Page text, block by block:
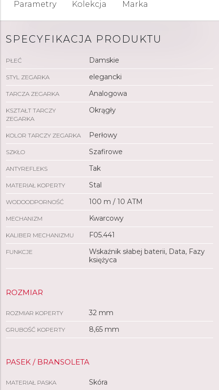
Parametry Kolekcja Marka
SPECYFIKACJA PRODUKTU
PŁEĆ Damskie
STYL ZEGARKA elegancki
TARCZA ZEGARKA Analogowa
KSZTAŁT TARCZY
ZEGARKA
Okrągły
KOLOR TARCZY ZEGARKA Perłowy
SZKŁO Szafirowe
ANTYREFLEKS Tak
MATERIAŁ KOPERTY Stal
WODOODPORNOŚĆ 100 m / 10 ATM
MECHANIZM Kwarcowy
KALIBER MECHANIZMU F05.441
FUNKCJE
Wskaźnik słabej baterii, Data, Fazy
księżyca
ROZMIAR
ROZMIAR KOPERTY 32 mm
GRUBOŚĆ KOPERTY 8,65 mm
PASEK / BRANSOLETA
MATERIAŁ PASKA Skóra